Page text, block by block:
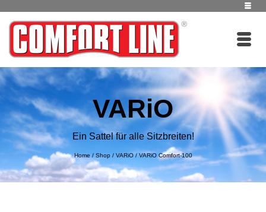
VARiO
Ein Sattel für alle Sitzbreiten!
Home / Shop / VARiO / VARiO Comfort-100